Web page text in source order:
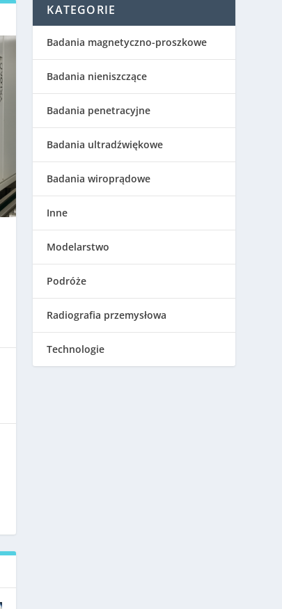
KATEGORIE
Badania magnetyczno-proszkowe
Badania nieniszczące
Badania penetracyjne
Badania ultradźwiękowe
Badania wiroprądowe
Inne
Modelarstwo
Podróże
Radiografia przemysłowa
Technologie